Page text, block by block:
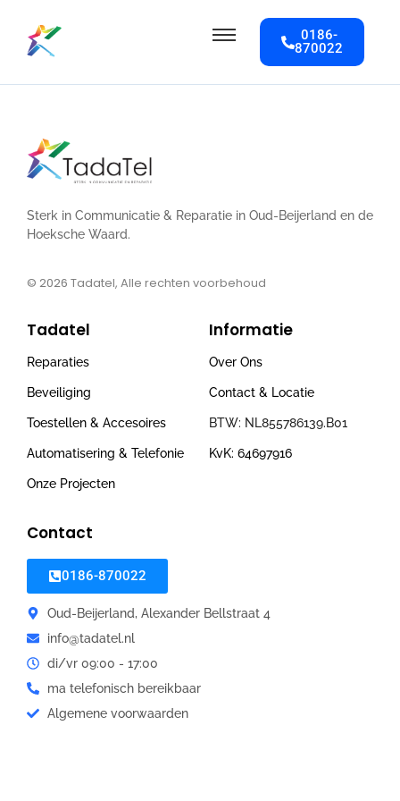
0186-
870022
Sterk in Communicatie & Reparatie in Oud-Beijerland en de
Hoeksche Waard.
© 2026 Tadatel, Alle rechten voorbehoud
Tadatel
Reparaties
Beveiliging
Toestellen & Accesoires
Automatisering & Telefonie
Onze Projecten
Informatie
Over Ons
Contact & Locatie
BTW: NL855786139.B01
KvK: 64697916
Contact
0186-870022
Oud-Beijerland, Alexander Bellstraat 4
info@tadatel.nl
di/vr 09:00 - 17:00
ma telefonisch bereikbaar
Algemene voorwaarden